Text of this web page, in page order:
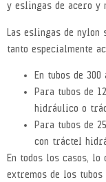
y eslingas de acero y
Las eslingas de nylon
tanto especialmente
En tubos de
Para tubos de
hidráulico o
Para tubos de
con tráctel
En todos los casos,
extremos de los